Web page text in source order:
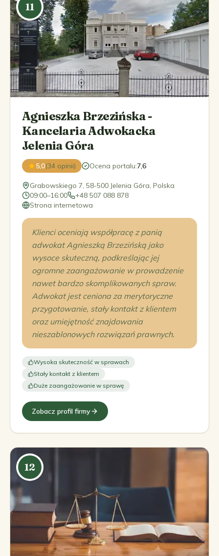
11
Agnieszka Brzezińska -
Kancelaria Adwokacka
Jelenia Góra
5,0(34 opinii) Ocena portalu:7,6
Grabowskiego 7, 58-500 Jelenia Góra, Polska
09:00–16:00
+48 507 088 878
Strona internetowa
Klienci oceniają współpracę z panią
adwokat Agnieszką Brzezińską jako
wysoce skuteczną, podkreślając jej
ogromne zaangażowanie w prowadzenie
nawet bardzo skomplikowanych spraw.
Adwokat jest ceniona za merytoryczne
przygotowanie, stały kontakt z klientem
oraz umiejętność znajdowania
nieszablonowych rozwiązań prawnych.
Wysoka skuteczność w sprawach
Stały kontakt z klientem
Duże zaangażowanie w sprawę
Zobacz profil firmy
12